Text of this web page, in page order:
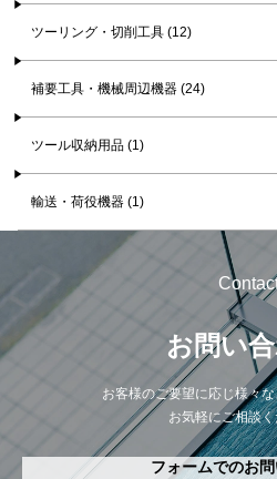
ツーリング・切削工具 (12)
補要工具・機械周辺機器 (24)
ツール収納用品 (1)
輸送・荷役機器 (1)
お問い
お客様のご要望に応じ様々
お気軽にご相談
フォームでのお